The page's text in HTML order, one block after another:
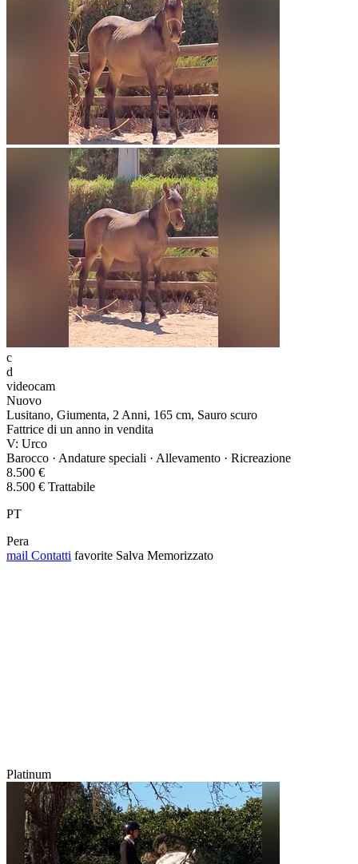
c
d
videocam
Nuovo
Lusitano, Giumenta, 2 Anni, 165 cm, Sauro scuro
Fattrice di un anno in vendita
V: Urco
Barocco · Andature speciali · Allevamento · Ricreazione
8.500 €
8.500 € Trattabile
PT
Pera
mail Contatti favorite Salva Memorizzato
Platinum